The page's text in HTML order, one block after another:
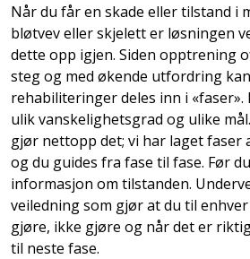
Når du får en skade eller tilstand i
bløtvev eller skjelett er løsningen
dette opp igjen. Siden opptrening
steg og med økende utfordring
rehabiliteringer deles inn i «faser».
ulik vanskelighetsgrad og ulike
gjør nettopp det; vi har laget faser
og du guides fra fase til fase. Før
informasjon om tilstanden.
veiledning som gjør at du til
gjøre, ikke gjøre og når det er
til neste fase.